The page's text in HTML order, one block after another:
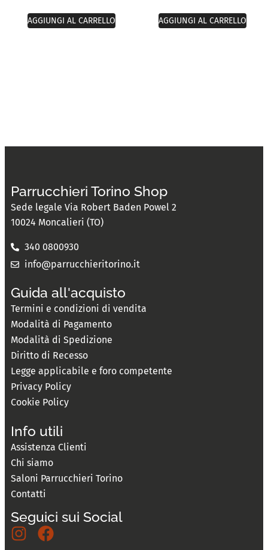
AGGIUNGI AL CARRELLO AGGIUNGI AL CARRELLO
Parrucchieri Torino Shop
Sede legale Via Robert Baden Powel 2
10024 Moncalieri (TO)
340 0800930
info@parrucchieritorino.it
Guida all'acquisto
Termini e condizioni di vendita
Modalità di Pagamento
Modalità di Spedizione
Diritto di Recesso
Legge applicabile e foro competente
Privacy Policy
Cookie Policy
Info utili
Assistenza Clienti
Chi siamo
Saloni Parrucchieri Torino
Contatti
Seguici sui Social